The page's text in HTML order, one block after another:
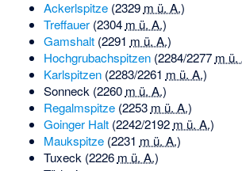
Ackerlspitze(2329 m ü. A.)
Treffauer(2304 m ü. A.)
Gamshalt(2291 m ü. A.)
Hochgrubachspitzen(2284/2277 m ü.
Karlspitzen(2283/2261 m ü. A.)
Sonneck (2260 m ü. A.)
Regalmspitze(2253 m ü. A.)
Goinger Halt(2242/2192 m ü. A.)
Maukspitze(2231 m ü. A.)
Tuxeck (2226 m ü. A.)